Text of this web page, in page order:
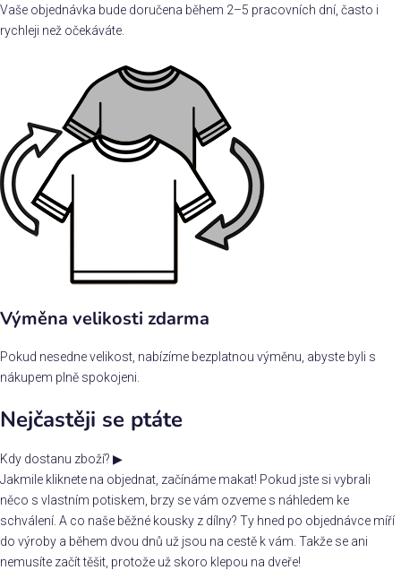
Vaše objednávka bude doručena během 2–5 pracovních dní, často i
rychleji než očekáváte.
Výměna velikosti zdarma
Pokud nesedne velikost, nabízíme bezplatnou výměnu, abyste byli s
nákupem plně spokojeni.
Nejčastěji se ptáte
Kdy dostanu zboží? ▶
Jakmile kliknete na objednat, začínáme makat! Pokud jste si vybrali
něco s vlastním potiskem, brzy se vám ozveme s náhledem ke
schválení. A co naše běžné kousky z dílny? Ty hned po objednávce míří
do výroby a během dvou dnů už jsou na cestě k vám. Takže se ani
nemusíte začít těšit, protože už skoro klepou na dveře!